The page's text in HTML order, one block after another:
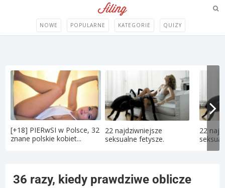
NOWE POPULARNE KATEGORIE QUIZY
[+18] PIERwSI w Polsce, 32
znane polskie kobiet...
22 najdziwniejsze
seksualne fetysze.
22
36 razy, kiedy prawdziwe oblicze